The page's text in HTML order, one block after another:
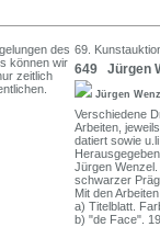
69.
649 Jürgen
Jürgen
Verschiedene
Arbeiten,
datiert sowie
Jürgen
schwarzer
Mit den
a) Titelblatt.
b) "de Face".